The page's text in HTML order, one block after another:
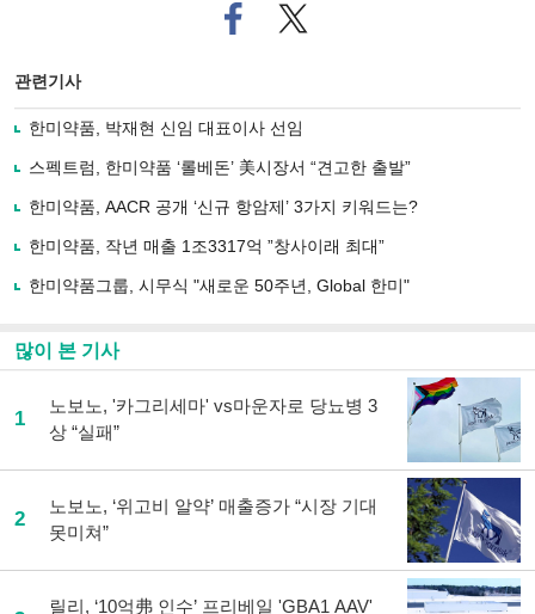
페
이
로
기
사
유
기
트위
터로
관련기사
한미약품, 박재현 신임 대표이사 선임
스펙트럼, 한미약품 ‘롤베돈’ 美시장서 “견고한 출발”
한미약품, AACR 공개 ‘신규 항암제’ 3가지 키워드는?
한미약품, 작년 매출 1조3317억 ”창사이래 최대”
한미약품그룹, 시무식 "새로운 50주년, Global 한미"
많이 본 기사
1
노보노, '카그리세마' vs마운자로 당뇨병 3
상 “실패”
2
노보노, ‘위고비 알약’ 매출증가 “시장 기대
못미쳐”
릴리, ‘10억弗 인수’ 프리베일 'GBA1 AAV'